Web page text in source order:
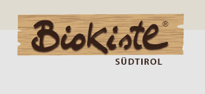
Hauptinhalt springen
Zur Suche springen
Zur Hauptnavigation springen